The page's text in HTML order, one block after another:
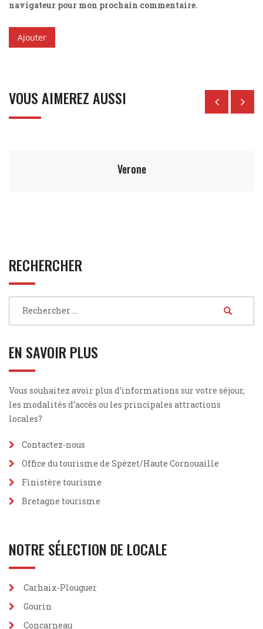
navigateur pour mon prochain commentaire.
VOUS AIMEREZ AUSSI
Montagnarde
RECHERCHER
EN SAVOIR PLUS
Vous souhaitez avoir plus d’informations sur votre séjour,
les modalités d’accès ou les principales attractions
locales?
Contactez-nous
Office du tourisme de Spézet/Haute Cornouaille
Finistère tourisme
Bretagne tourisme
NOTRE SÉLECTION DE LOCALE
Carhaix-Plouguer
Gourin
Concarneau